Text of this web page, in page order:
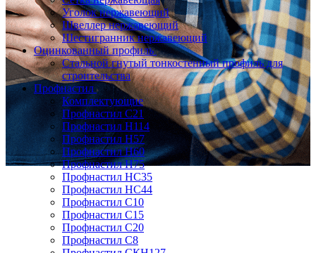
Уголок нержавеющий
Швеллер нержавеющий
Шестигранник нержавеющий
Оцинкованный профиль
Стальной гнутый тонкостенный профиль для
строительства
Профнастил
Комплектующие
Профнастил C21
Профнастил Н114
Профнастил Н57
Профнастил Н60
Профнастил Н75
Профнастил НС35
Профнастил НС44
Профнастил С10
Профнастил С15
Профнастил С20
Профнастил С8